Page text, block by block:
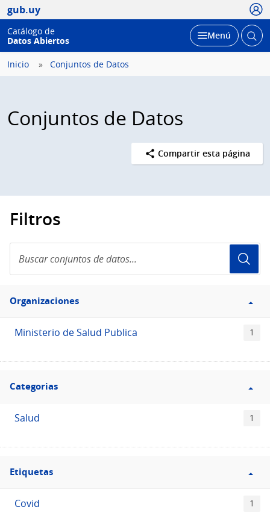
gub.uy
Catálogo de
Datos Abiertos
Desplegar
Menú Abrir
Inicio Conjuntos de Datos
Conjuntos de Datos
Compartir esta página
Filtros
conjuntos
de
Filtro
Organizaciones
Organizaciones
Ministerio de Salud Publica 1
Filtro
Categorias
Categorias
Salud 1
Filtro
Etiquetas
Etiquetas
Covid 1